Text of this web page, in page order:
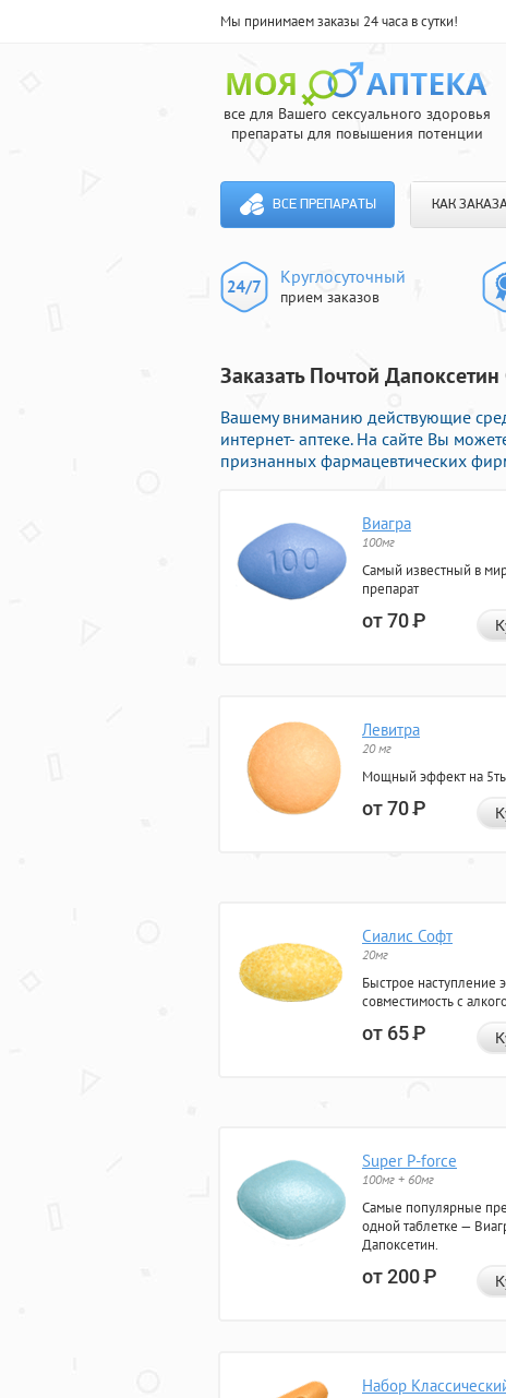
Мы принимаем заказы 24 часа в сутки!
все для Вашего сексуального здоровья
препараты для повышения потенции
ВСЕ ПРЕПАРАТЫ КАК
Круглосуточный
прием заказов
Заказать Почтой
Вашему вниманию действующие
интернет- аптеке. На сайте Вы
признанных фармацевтических
Виагра
100мг
Самый известный в
препарат
от 70Р
Левитра
20 мг
Мощный эффект на 5ть
от 70Р
Сиалис Софт
20мг
Быстрое наступление
совместимость с
от 65Р
Super P-force
100мг + 60мг
Самые популярные
одной таблетке —
Дапоксетин.
от 200Р
Набор